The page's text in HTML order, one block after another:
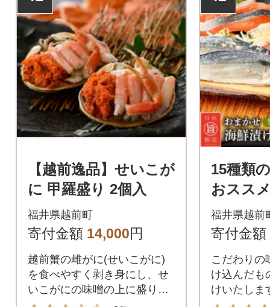
【越前逸品】せいこが
に 甲羅盛り 2個入
福井県越前町
寄付金額 14,000円
越前蟹の雌がに(せいこがに)
を食べやすく剥き身にし、せ
いこがにの味噌の上に盛り付
けました。
15種類
おスス
せ漬け
ク10切
福井県越前
寄付金額
こだわりの
け込んだも
けいたしま